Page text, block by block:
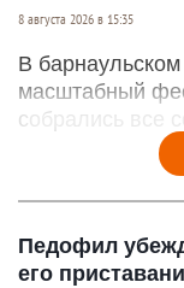
8 августа 2026 в 15:35
В
масштабный
собрались все
Педофил
его